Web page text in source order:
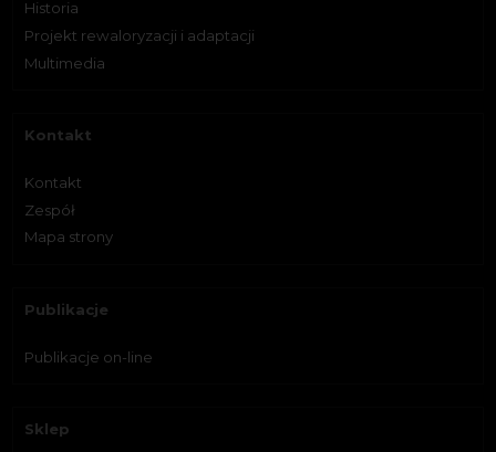
Historia
Projekt rewaloryzacji i adaptacji
Multimedia
Kontakt
Kontakt
Zespół
Mapa strony
Publikacje
Publikacje on-line
Sklep